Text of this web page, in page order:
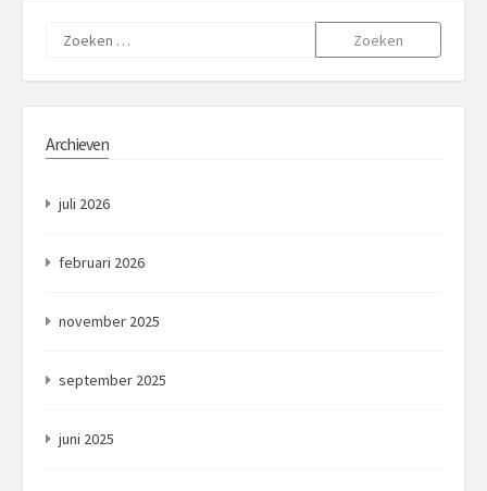
Zoeken
naar:
Archieven
juli 2026
februari 2026
november 2025
september 2025
juni 2025